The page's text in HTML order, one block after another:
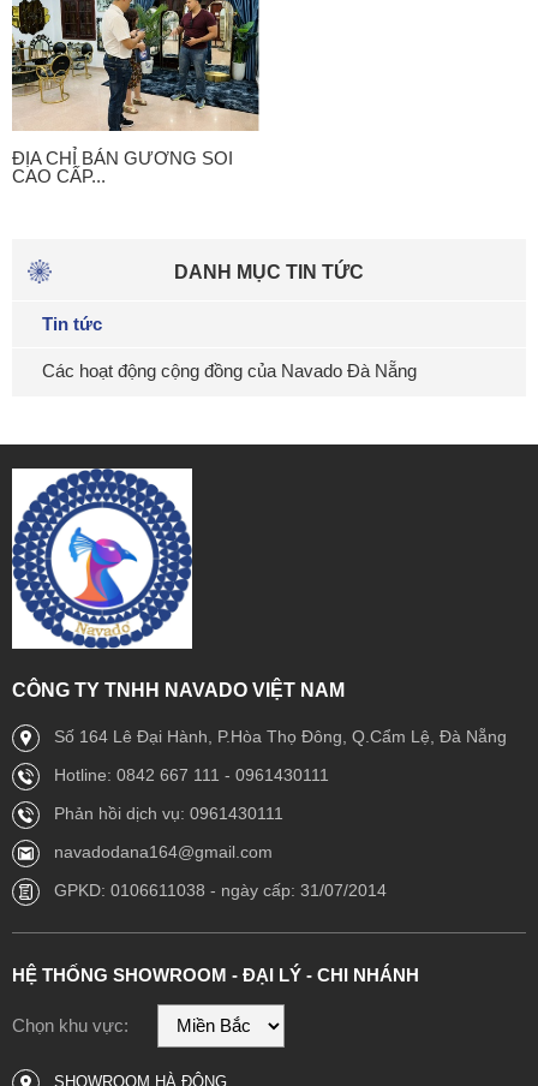
ĐỊA CHỈ BÁN GƯƠNG SOI
CAO CẤP...
DANH MỤC TIN TỨC
Tin tức
Các hoạt động cộng đồng của Navado Đà Nẵng
CÔNG TY TNHH NAVADO VIỆT NAM
Số 164 Lê Đại Hành, P.Hòa Thọ Đông, Q.Cẩm Lệ, Đà Nẵng
Hotline: 0842 667 111 - 0961430111
Phản hồi dịch vụ: 0961430111
navadodana164@gmail.com
GPKD: 0106611038 - ngày cấp: 31/07/2014
HỆ THỐNG SHOWROOM - ĐẠI LÝ - CHI NHÁNH
Chọn khu vực:
SHOWROOM HÀ ĐÔNG